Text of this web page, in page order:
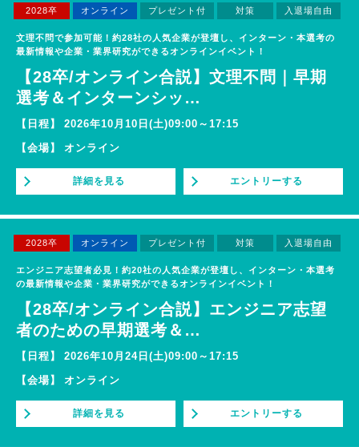
2028卒 オンライン プレゼント付 対策 入退場自由
文理不問で参加可能！約28社の人気企業が登壇し、インターン・本選考の
最新情報や企業・業界研究ができるオンラインイベント！
【28卒/オンライン合説】文理不問｜早期
選考＆インターンシッ …
【日程】
2026年10月10日(土)09:00～17:15
【会場】
オンライン
詳細を見る エントリーする
2028卒 オンライン プレゼント付 対策 入退場自由
エンジニア志望者必見！約20社の人気企業が登壇し、インターン・本選考
の最新情報や企業・業界研究ができるオンラインイベント！
【28卒/オンライン合説】エンジニア志望
者のための早期選考＆ …
【日程】
2026年10月24日(土)09:00～17:15
【会場】
オンライン
詳細を見る エントリーする